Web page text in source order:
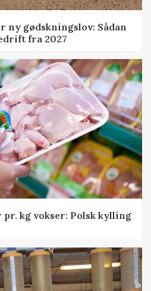
ny gødskningslov: Sådan
fra 2027
kg vokser: Polsk kylling